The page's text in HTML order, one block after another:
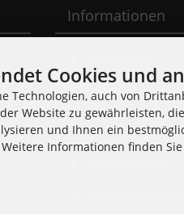
Informationen
Liefer- und
Privatsphäre und
Cookies und
Technologien, auch von
Website zu gewährleisten, die
und Ihnen ein
Informationen finden